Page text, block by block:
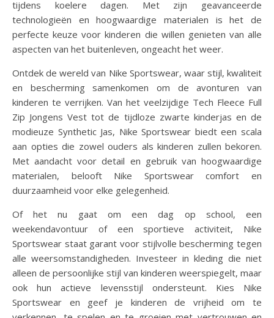
tijdens koelere dagen. Met zijn geavanceerde
technologieën en hoogwaardige materialen is het de
perfecte keuze voor kinderen die willen genieten van alle
aspecten van het buitenleven, ongeacht het weer.
Ontdek de wereld van Nike Sportswear, waar stijl, kwaliteit
en bescherming samenkomen om de avonturen van
kinderen te verrijken. Van het veelzijdige Tech Fleece Full
Zip Jongens Vest tot de tijdloze zwarte kinderjas en de
modieuze Synthetic Jas, Nike Sportswear biedt een scala
aan opties die zowel ouders als kinderen zullen bekoren.
Met aandacht voor detail en gebruik van hoogwaardige
materialen, belooft Nike Sportswear comfort en
duurzaamheid voor elke gelegenheid.
Of het nu gaat om een dag op school, een
weekendavontuur of een sportieve activiteit, Nike
Sportswear staat garant voor stijlvolle bescherming tegen
alle weersomstandigheden. Investeer in kleding die niet
alleen de persoonlijke stijl van kinderen weerspiegelt, maar
ook hun actieve levensstijl ondersteunt. Kies Nike
Sportswear en geef je kinderen de vrijheid om te